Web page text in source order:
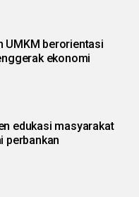
UMKM berorientasi
ekonomi
edukasi masyarakat
perbankan